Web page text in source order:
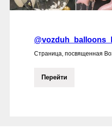
Страница, посвященная
Перейти